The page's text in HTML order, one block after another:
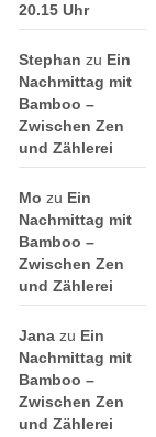
20.15 Uhr
Stephan zu Ein
Nachmittag mit
Bamboo –
Zwischen Zen
und Zählerei
Mo zu Ein
Nachmittag mit
Bamboo –
Zwischen Zen
und Zählerei
Janazu Ein
Nachmittag mit
Bamboo –
Zwischen Zen
und Zählerei